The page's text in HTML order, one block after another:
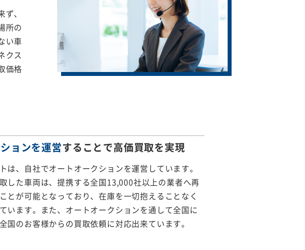
、
所の
い車
クス
価格
ョンを運営することで高価買取を実現
は、自社でオートオークションを運営しています。
した車両は、提携する全国13,000社以上の業者へ再
とが可能となっており、在庫を一切抱えることなく
います。また、オートオークションを通して全国に
国のお客様からの買取依頼に対応出来ています。